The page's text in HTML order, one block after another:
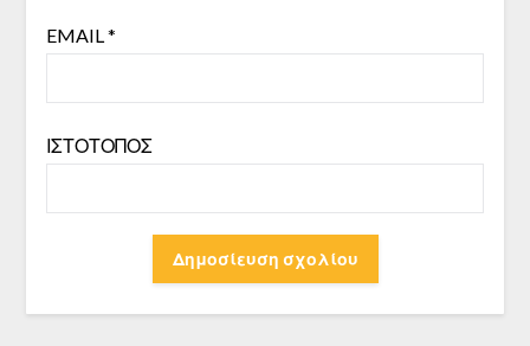
EMAIL*
ΙΣΤΌΤΟΠΟΣ